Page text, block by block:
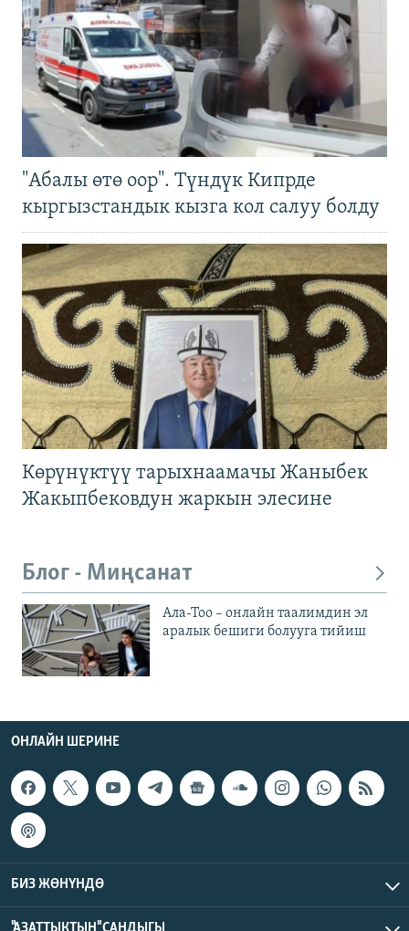
"Абалы өтө оор". Түндүк Кипрде
кыргызстандык кызга кол салуу болду
Көрүнүктүү тарыхнаамачы Жаныбек
Жакыпбековдун жаркын элесине
Блог - Миңсанат
Ала-Тоо – онлайн таалимдин эл
аралык бешиги болууга тийиш
ОНЛАЙН ШЕРИНЕ
БИЗ ЖӨНҮНДӨ
"АЗАТТЫКТЫН" САНДЫГЫ